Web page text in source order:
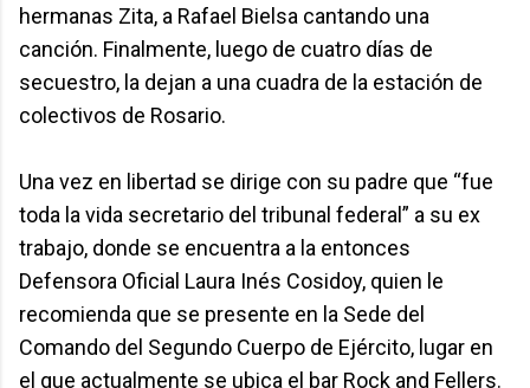
hermanas Zita, a Rafael Bielsa cantando una
canción. Finalmente, luego de cuatro días de
secuestro, la dejan a una cuadra de la estación de
colectivos de Rosario.
Una vez en libertad se dirige con su padre que “fue
toda la vida secretario del tribunal federal” a su ex
trabajo, donde se encuentra a la entonces
Defensora Oficial Laura Inés Cosidoy, quien le
recomienda que se presente en la Sede del
Comando del Segundo Cuerpo de Ejército, lugar en
el que actualmente se ubica el bar Rock and Fellers.